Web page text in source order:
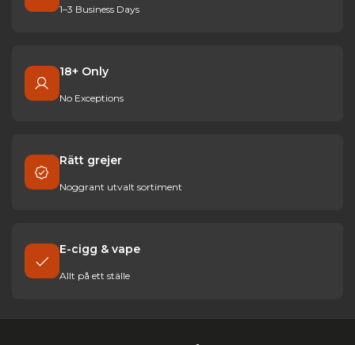
1–3 Business Days
18+ Only
No Exceptions
Rätt grejer
Noggrant utvalt sortiment
E-cigg & vape
Allt på ett ställe